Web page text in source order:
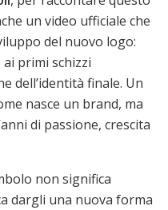
un video ufficiale che
del nuovo logo:
primi schizzi
dell’identità finale. Un
nasce un brand, ma
di passione, crescita
non significa
dargli una nuova forma